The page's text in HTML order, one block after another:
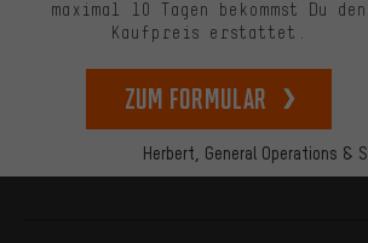
Herbert, General Operations &
maximal 10 Tagen bekommst Du den
Kaufpreis erstattet.
zum Formular